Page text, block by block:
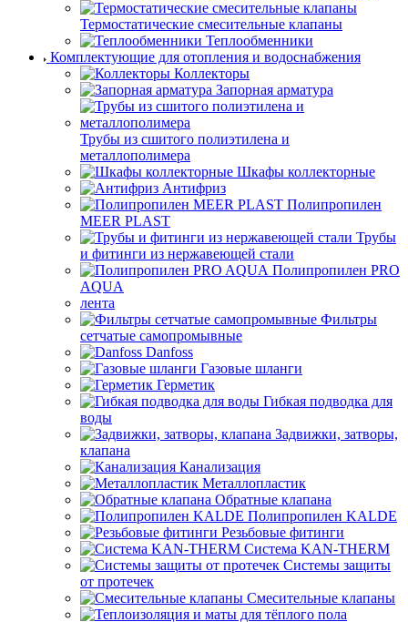
Термостатические смесительные клапаны
Теплообменники
Комплектующие для отопления и водоснабжения
Коллекторы
Запорная арматура
Трубы из сшитого полиэтилена и
металлополимера
Шкафы коллекторные
Антифриз
Полипропилен
MEER PLAST
Трубы
и фитинги из нержавеющей стали
Полипропилен PRO
AQUA
лента
Фильтры
сетчатые самопромывные
Danfoss
Газовые шланги
Герметик
Гибкая подводка для
воды
Задвижки, затворы,
клапана
Канализация
Металлопластик
Обратные клапана
Полипропилен KALDE
Резьбовые фитинги
Система KAN-THERM
Системы защиты
от протечек
Смесительные клапаны